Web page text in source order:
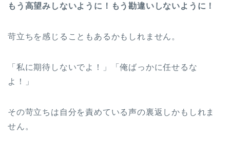
もう高望みしないように！もう勘違いしないように！
苛立ちを感じることもあるかもしれません。
「私に期待しないでよ！」「俺ばっかに任せるな
よ！」
その苛立ちは自分を責めている声の裏返しかもしれま
せん。